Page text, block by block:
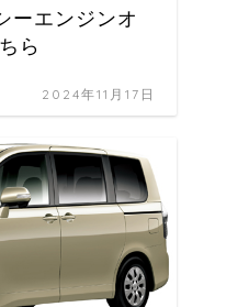
ーエンジンオ
ら
2024年11月17日